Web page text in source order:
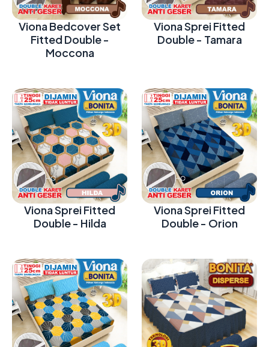
Viona Bedcover Set
Fitted Double -
Moccona
Viona Sprei Fitted
Double - Tamara
Viona Sprei Fitted
Double - Hilda
Viona Sprei Fitted
Double - Orion